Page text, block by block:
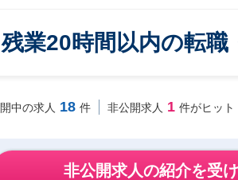
業20時間以内の転
中の求人 18 件 非公開求人 1 件がヒット
非公開求人の紹介を受